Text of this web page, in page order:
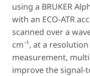
using a BRUKER
with an ECO-ATR
scanned over a
cm⁻¹, at a
measurement,
improve the